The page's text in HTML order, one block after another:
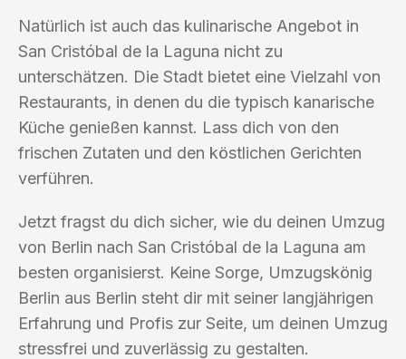
Natürlich ist auch das kulinarische Angebot in
San Cristóbal de la Laguna nicht zu
unterschätzen. Die Stadt bietet eine Vielzahl von
Restaurants, in denen du die typisch kanarische
Küche genießen kannst. Lass dich von den
frischen Zutaten und den köstlichen Gerichten
verführen.
Jetzt fragst du dich sicher, wie du deinen Umzug
von Berlin nach San Cristóbal de la Laguna am
besten organisierst. Keine Sorge, Umzugskönig
Berlin aus Berlin steht dir mit seiner langjährigen
Erfahrung und Profis zur Seite, um deinen Umzug
stressfrei und zuverlässig zu gestalten.